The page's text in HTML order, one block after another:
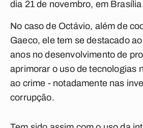
dia 21 de novembro, em
No caso de Octávio, além de
Gaeco, ele tem se destacado
anos no desenvolvimento de
aprimorar o uso de tecnologias
ao crime - notadamente nas
corrupção.